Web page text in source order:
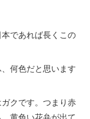
であれば長くこの
何色だと思います
クです。つまり赤